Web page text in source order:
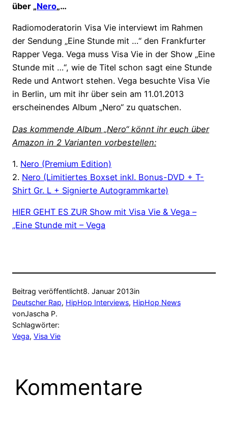
über „Nero„…
Radiomoderatorin Visa Vie interviewt im Rahmen
der Sendung „Eine Stunde mit …“ den Frankfurter
Rapper Vega. Vega muss Visa Vie in der Show „Eine
Stunde mit …“, wie de Titel schon sagt eine Stunde
Rede und Antwort stehen. Vega besuchte Visa Vie
in Berlin, um mit ihr über sein am 11.01.2013
erscheinendes Album „Nero“ zu quatschen.
Das kommende Album „Nero“ könnt ihr euch über
Amazon in 2 Varianten vorbestellen:
1. Nero (Premium Edition)
2. Nero (Limitiertes Boxset inkl. Bonus-DVD + T-
Shirt Gr. L + Signierte Autogrammkarte)
HIER GEHT ES ZUR Show mit Visa Vie & Vega –
„Eine Stunde mit – Vega
Beitrag veröffentlicht8. Januar 2013in
Deutscher Rap, HipHop Interviews, HipHop News
vonJascha P.
Schlagwörter:
Vega, Visa Vie
Kommentare